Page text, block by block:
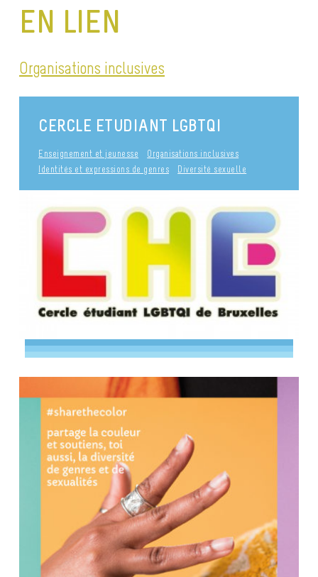
EN LIEN
Organisations inclusives
CERCLE ETUDIANT LGBTQI
Enseignement et jeunesse
Organisations inclusives
Identités et expressions de genres
Diversité sexuelle